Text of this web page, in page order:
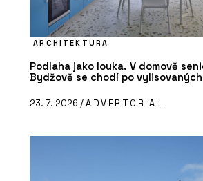
ARCHITEKTURA
Podlaha jako louka. V domově
Bydžově se chodí po
23. 7. 2026 /ADVERTORIAL